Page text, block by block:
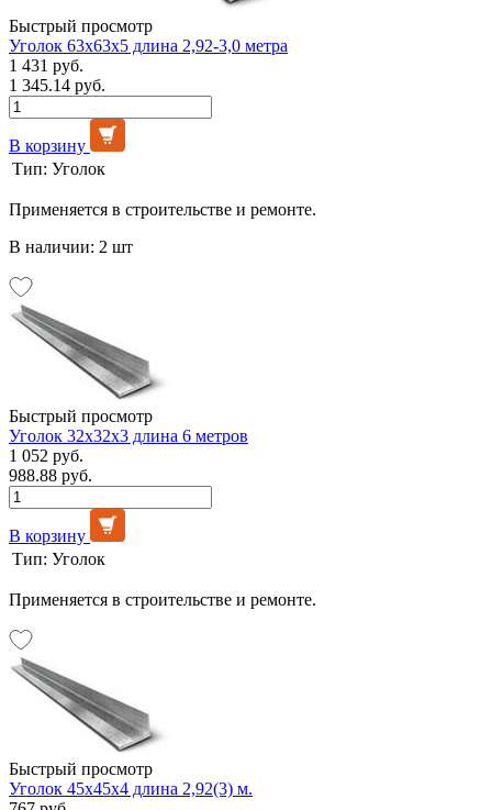
Быстрый просмотр
Уголок 63х63х5 длина 2,92-3,0 метра
1 431 руб.
1 345.14 руб.
В корзину
Тип: Уголок
Применяется в строительстве и ремонте.
В наличии: 2 шт
Быстрый просмотр
Уголок 32х32х3 длина 6 метров
1 052 руб.
988.88 руб.
В корзину
Тип: Уголок
Применяется в строительстве и ремонте.
Быстрый просмотр
Уголок 45х45х4 длина 2,92(3) м.